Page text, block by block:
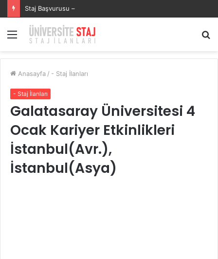
Menü
Anasayfa / - Staj İlanları
- Staj İlanları
Galatasaray Üniversitesi 4
Ocak Kariyer Etkinlikleri
İstanbul(Avr.),
İstanbul(Asya)